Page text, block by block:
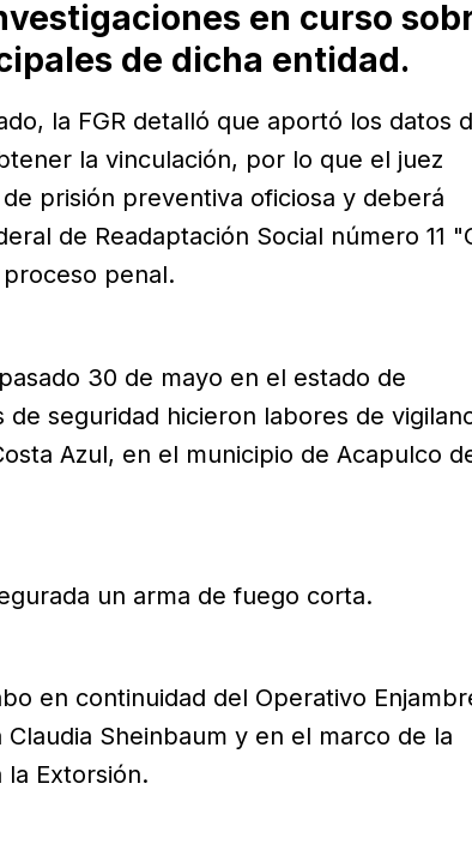
en curso
de dicha entidad.
la FGR detalló que aportó los datos
la vinculación, por lo que el juez
prisión preventiva oficiosa y deberá
de Readaptación Social número 11
penal.
30 de mayo en el estado de
seguridad hicieron labores de
Azul, en el municipio de Acapulco
un arma de fuego corta.
en continuidad del Operativo
Sheinbaum y en el marco de la
la Extorsión.